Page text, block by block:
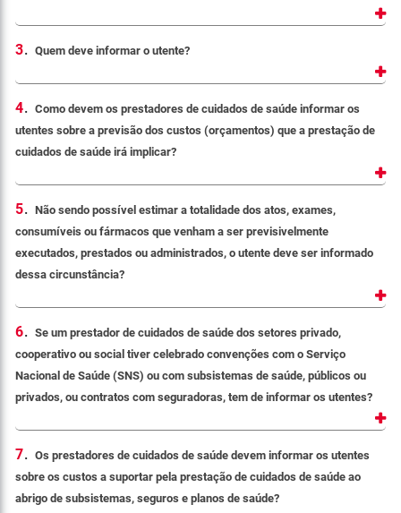
3. Quem deve informar o utente?
4. Como devem os prestadores de cuidados de saúde informar os
utentes sobre a previsão dos custos (orçamentos) que a prestação de
cuidados de saúde irá implicar?
5. Não sendo possível estimar a totalidade dos atos, exames,
consumíveis ou fármacos que venham a ser previsivelmente
executados, prestados ou administrados, o utente deve ser informado
dessa circunstância?
6. Se um prestador de cuidados de saúde dos setores privado,
cooperativo ou social tiver celebrado convenções com o Serviço
Nacional de Saúde (SNS) ou com subsistemas de saúde, públicos ou
privados, ou contratos com seguradoras, tem de informar os utentes?
7. Os prestadores de cuidados de saúde devem informar os utentes
sobre os custos a suportar pela prestação de cuidados de saúde ao
abrigo de subsistemas, seguros e planos de saúde?